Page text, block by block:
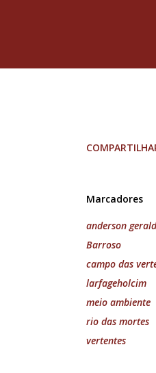
Marcadores
anderson
Barroso
campo das
larfageholcim
meio ambiente
rio das mortes
vertentes